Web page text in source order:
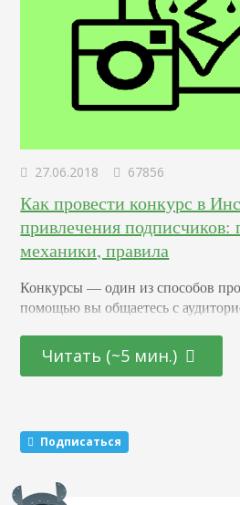
27.06.2018 67856
Как провести конкурс в
привлечения
механики, правила
Конкурсы –– один из способов
помощью вы общаетесь с
что вы обещаете участникам
или иным образом расскажут о
механики, которые маркетологи
Читать (~5 мин.)
Подписаться